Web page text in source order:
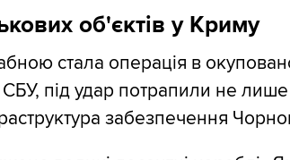
об'єктів у Криму
стала операція в
під удар потрапили не лише
забезпечення